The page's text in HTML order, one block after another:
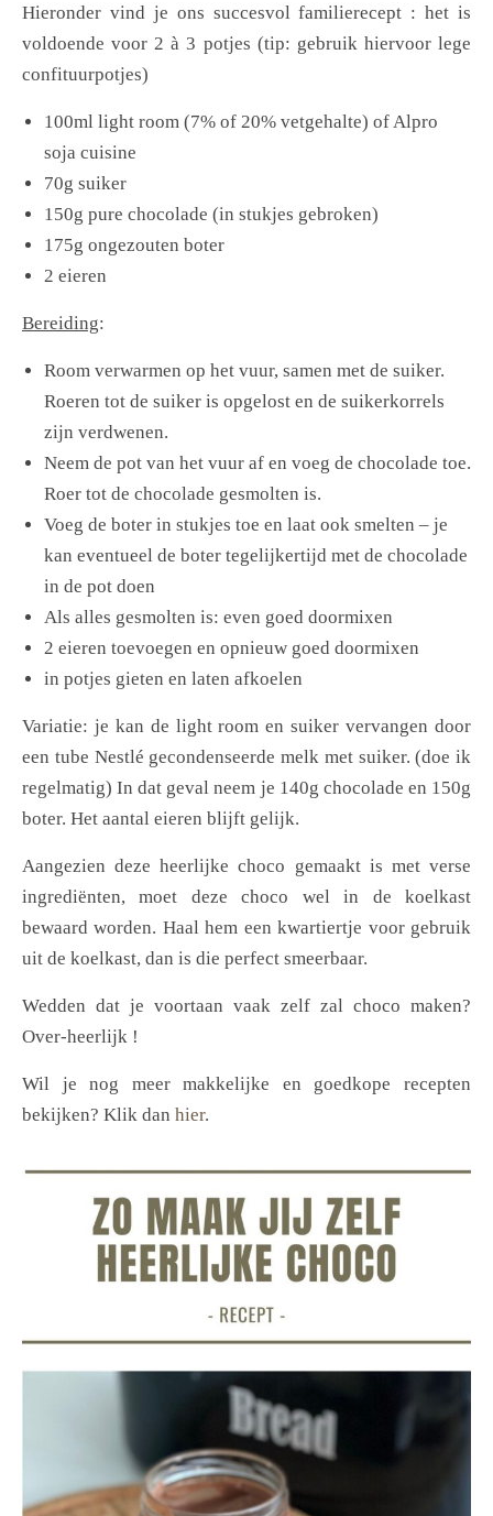
Hieronder vind je ons succesvol familierecept : het is
voldoende voor 2 à 3 potjes (tip: gebruik hiervoor lege
confituurpotjes)
100ml light room (7% of 20% vetgehalte) of Alpro
soja cuisine
70g suiker
150g pure chocolade (in stukjes gebroken)
175g ongezouten boter
2 eieren
Bereiding:
Room verwarmen op het vuur, samen met de suiker.
Roeren tot de suiker is opgelost en de suikerkorrels
zijn verdwenen.
Neem de pot van het vuur af en voeg de chocolade toe.
Roer tot de chocolade gesmolten is.
Voeg de boter in stukjes toe en laat ook smelten – je
kan eventueel de boter tegelijkertijd met de chocolade
in de pot doen
Als alles gesmolten is: even goed doormixen
2 eieren toevoegen en opnieuw goed doormixen
in potjes gieten en laten afkoelen
Variatie: je kan de light room en suiker vervangen door
een tube Nestlé gecondenseerde melk met suiker. (doe ik
regelmatig) In dat geval neem je 140g chocolade en 150g
boter. Het aantal eieren blijft gelijk.
Aangezien deze heerlijke choco gemaakt is met verse
ingrediënten, moet deze choco wel in de koelkast
bewaard worden. Haal hem een kwartiertje voor gebruik
uit de koelkast, dan is die perfect smeerbaar.
Wedden dat je voortaan vaak zelf zal choco maken?
Over-heerlijk !
Wil je nog meer makkelijke en goedkope recepten
bekijken? Klik dan hier.